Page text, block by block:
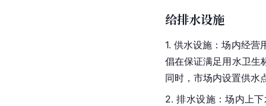
给排水设施
1. 供水设施：场内经
倡在保证满足用水卫生
同时，市场内设置供水
2. 排水设施：场内上